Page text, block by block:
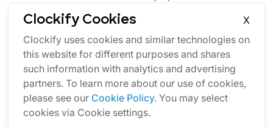
Clockify Cookies
X
Clockify uses cookies and similar technologies on
this website for different purposes and shares
such information with analytics and advertising
partners. To learn more about our use of cookies,
please see our Cookie Policy. You may select
cookies via Cookie settings.
Bundle
Mises à jour
Marketplace
Marque